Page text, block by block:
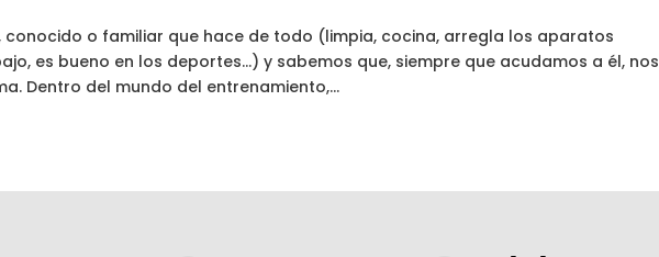
conocido o familiar que hace de todo (limpia, cocina, arregla los aparatos
es bueno en los deportes…) y sabemos que, siempre que acudamos a él, nos
Dentro del mundo del entrenamiento,...